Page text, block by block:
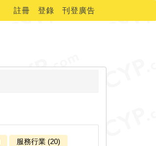
註冊 登錄 刊登廣告
服務行業 (20)